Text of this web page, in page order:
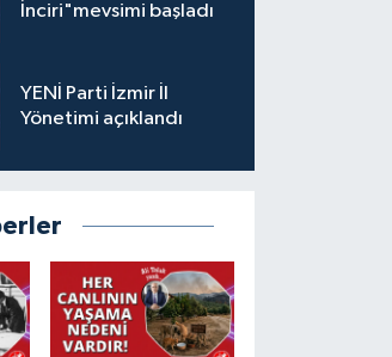
İnciri"mevsimi başladı
YENİ Parti İzmir İl
Yönetimi açıklandı